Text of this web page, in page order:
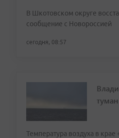
В Шкотовском округе
сообщение с Новороссией
сегодня, 08:57
Температура воздуха в